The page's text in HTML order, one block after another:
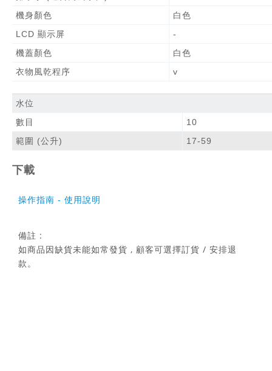
機身顏色
白色
LCD 顯示屏
-
機蓋顏色
白色
衣物風乾程序
v
水位
數目
10
範圍 (公升)
17-59
下載
操作指南 - 使用說明
備註 :
如商品因缺貨未能如常發貨 , 顧客可選擇訂貨 / 安排退
款。